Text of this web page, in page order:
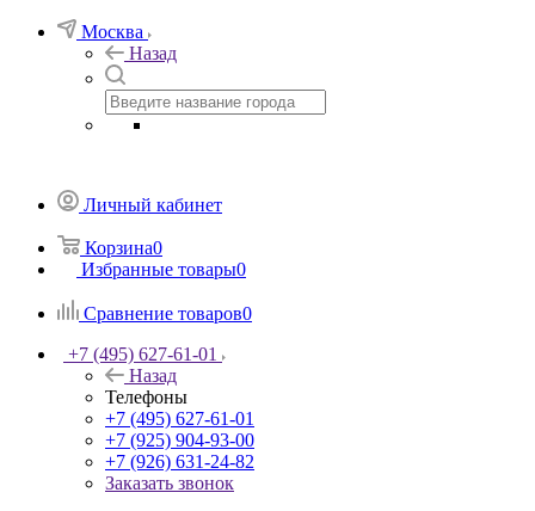
Москва
Назад
Личный кабинет
Корзина0
Избранные товары0
Сравнение товаров0
+7 (495) 627-61-01
Назад
Телефоны
+7 (495) 627-61-01
+7 (925) 904-93-00
+7 (926) 631-24-82
Заказать звонок